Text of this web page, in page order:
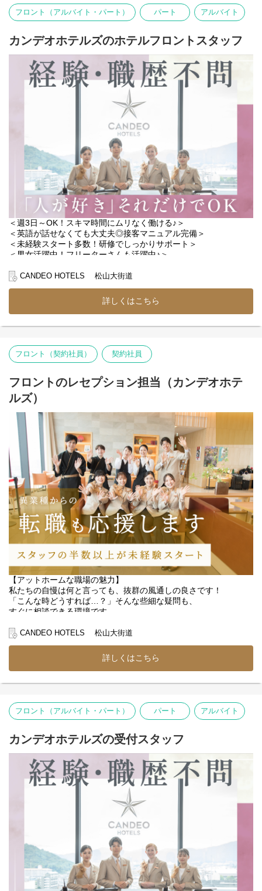
＊ 周辺エリアの観光案内やアクセス案内
＊ 電話対応やネット予約受付、顧客情報の管理
業務はチームで分担しながら進めるので、
一人で抱え込む心配はありません◎
最初は先輩スタッフのサポートを受けながら、
少しずつ業務に慣れていけます♪
利用されるお客様は日本人の方が多いので
英語が話せなくても問題ありません◎
観光や出張など、さまざまなお客様と関われるので、
接客の幅を広げたい方にも最適◎
高級感あふれるインテリアと清潔感が魅力のホテル！
落ち着いた空間の中で、丁寧な接客を大切にしながら、
地元松山を離れず、四つ星ホテルで働きたい！そんな方大歓迎！
転勤もないので腰を据えて働けます。
フロント（アルバイト・パート） パート アルバイト
カンデオホテルズのホテルフロントスタッフ
＜週3日～OK！スキマ時間にムリなく働ける♪＞
＜英語が話せなくても大丈夫◎接客マニュアル完備＞
＜未経験スタート多数！研修でしっかりサポート＞
＜男女活躍中！フリーターさんも活躍中♪＞
【具体的なお仕事】
◆ チェックイン・チェックアウトの受付対応
◆ 観光地・周辺スポットのご案内
◆ 電話での予約受付・顧客情報の管理
◆ 客室清掃後のお部屋チェック、備品確認 など
接客やホテルのお仕事が初めての方でも、
先輩スタッフが丁寧に教えるので安心♪
マニュアルに沿って進められる作業も多く、
少しずつ覚えていける環境です◎
利用されるお客様は日本人の方が多いので
英語が話せなくても問題ありません◎
観光や出張など、さまざまなお客様と関われるので、
接客の幅を広げたい方にも最適◎
高級感あふれるインテリアと清潔感が魅力のホテル！
落ち着いた空間の中で、丁寧な接客を大切にしながら、
地元松山を離れず、四つ星ホテルで働きたい！そんな方大歓迎！
転勤もないので腰を据えて働けます。
CANDEO HOTELS 松山大街道
詳しくはこちら
フロント（契約社員） 契約社員
フロントのレセプション担当（カンデオホテ
ルズ）
【アットホームな職場の魅力】
私たちの自慢は何と言っても、抜群の風通しの良さです！
「こんな時どうすれば…？」そんな些細な疑問も、
すぐに相談できる環境です。
意見を出し合えるから、人間関係のストレスもゼロ♪
一人で抱え込ませない、チーム全員で支え合う社風が
根付いているので安心です◎
◆ホテル業界に興味がある方必見◆
ホテルの「顔」として働いてみませんか？
＊チェックイン?アウト対応
＊予約管理システム操作
※PCでの簡単なデータ入力
＊電話対応
＊観光案内対応
お客様からのお問い合わせ対応など
業務はチームで分担しながら進めるので、
一人で抱え込む心配はありません◎
最初は先輩スタッフのサポートを受けながら、
CANDEO HOTELS 松山大街道
詳しくはこちら
フロント（アルバイト・パート） パート アルバイト
カンデオホテルズの受付スタッフ